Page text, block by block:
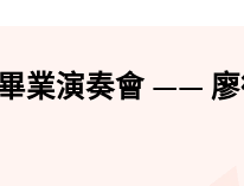
業演奏會 —— 廖